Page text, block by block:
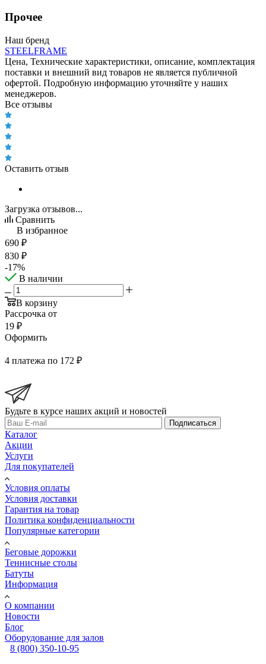
Прочее
Наш бренд
STEELFRAME
Цена, Технические характеристики, описание, комплектация
поставки и внешний вид товаров не является публичной
офертой. Подробную информацию уточняйте у наших
менеджеров.
Все отзывы
Оставить отзыв
Загрузка отзывов...
Сравнить
В избранное
690 ₽
830 ₽
-17%
В наличии
В корзину
Рассрочка от
19 ₽
Оформить
4 платежа по 172 ₽
Будьте в курсе наших акций и новостей
Подписаться
Каталог
Акции
Услуги
Для покупателей
Условия оплаты
Условия доставки
Гарантия на товар
Политика конфиденциальности
Популярные категории
Беговые дорожки
Теннисные столы
Батуты
Информация
О компании
Новости
Блог
Оборудование для залов
8 (800) 350-10-95